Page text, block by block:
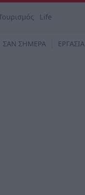
Life
ΣΑΝ ΣΗΜΕΡΑ ΕΡΓΑΣΙΑ